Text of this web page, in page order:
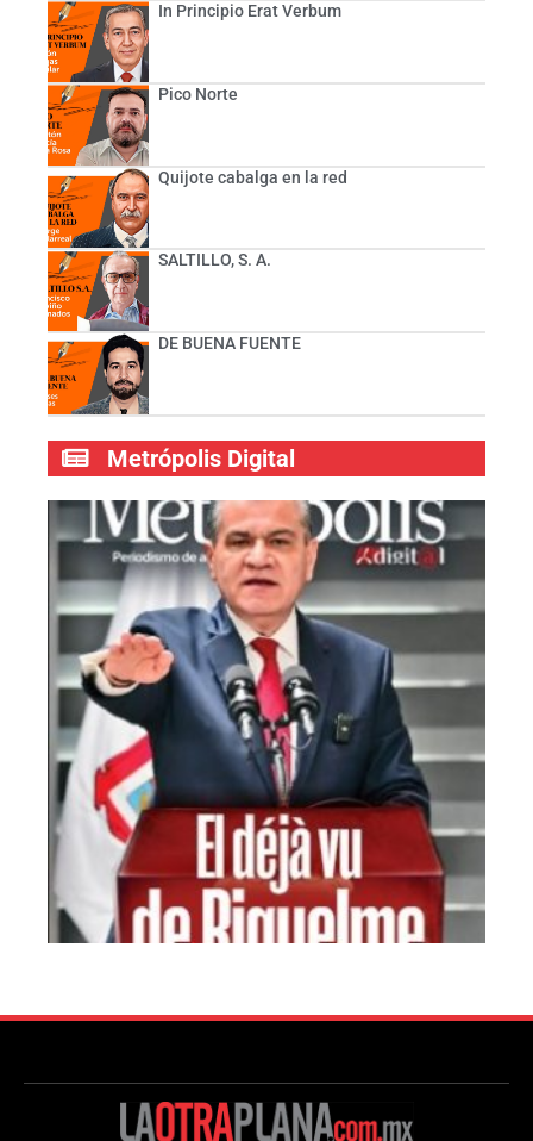
In Principio Erat Verbum
Pico Norte
Quijote cabalga en la red
SALTILLO, S. A.
DE BUENA FUENTE
Metrópolis Digital